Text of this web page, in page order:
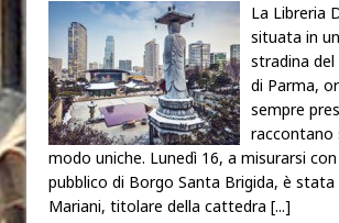
La Libreria
situata in
stradina
di Parma,
sempre
raccontano
modo uniche. Lunedì 16, a misurarsi
pubblico di Borgo Santa Brigida, è stata
Mariani, titolare della cattedra [...]